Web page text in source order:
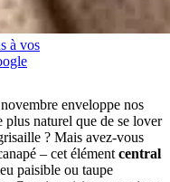
à vos
enveloppe nos
plus naturel que de se lover
? Mais avez-vous
– cet élément central
paisible ou taupe